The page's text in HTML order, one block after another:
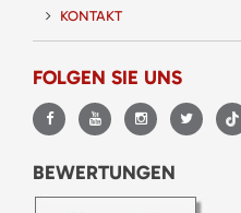
KONTAKT
FOLGEN SIE UNS
BEWERTUNGEN